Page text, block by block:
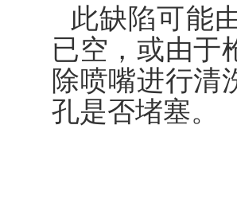
此缺陷可能
已空，或由于
除喷嘴进行清
孔是否堵塞。